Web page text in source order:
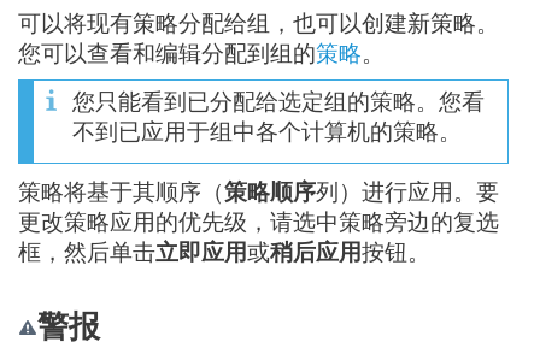
可以将现有策略分配给组，也可以创建新策略。
您可以查看和编辑分配到组的策略。
您只能看到已分配给选定组的策略。您看
不到已应用于组中各个计算机的策略。
策略将基于其顺序（策略顺序列）进行应用。要
更改策略应用的优先级，请选中策略旁边的复选
框，然后单击立即应用或稍后应用按钮。
警报